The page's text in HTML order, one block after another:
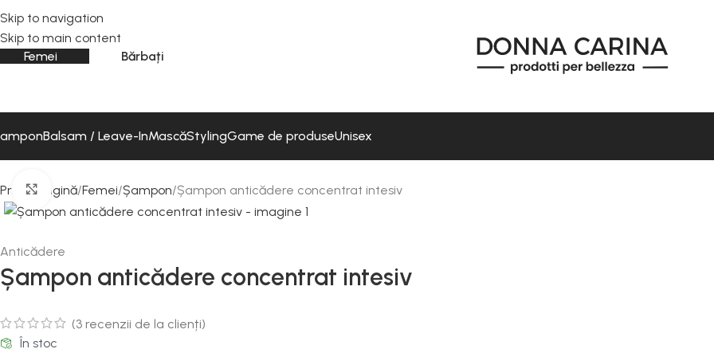
Skip to navigation
Skip to main content
Femei
Bărbați
Balsam / Leave-InMascăStylingGame de produseUnisex
Prima pagină Femei Șampon Șampon anticădere concentrat intesiv
Mărește imaginea
Anticădere
Șampon anticădere concentrat intesiv
(3 recenzii de la clienți)
În stoc